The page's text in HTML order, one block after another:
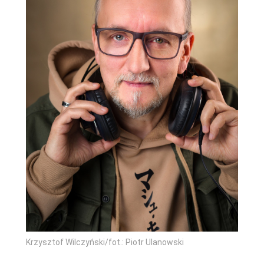
Krzysztof Wilczyński/fot.: Piotr Ulanowski